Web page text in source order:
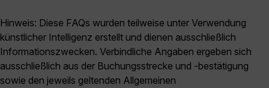
Hinweis: Diese FAQs wurden teilweise unter Verwendung
künstlicher Intelligenz erstellt und dienen ausschließlich
Informationszwecken. Verbindliche Angaben ergeben sich
ausschließlich aus der Buchungsstrecke und -bestätigung
sowie den jeweils geltenden Allgemeinen